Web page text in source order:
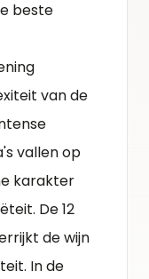
beste
van de
vallen op
karakter
De 12
de wijn
In de